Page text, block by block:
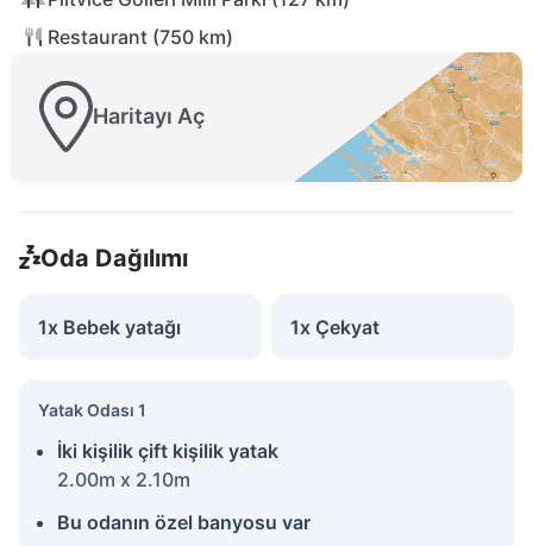
Restaurant (750 km)
Haritayı Aç
Oda Dağılımı
1x Bebek yatağı 1x Çekyat
Yatak Odası 1
İki kişilik çift kişilik yatak
2.00m x 2.10m
Bu odanın özel banyosu var